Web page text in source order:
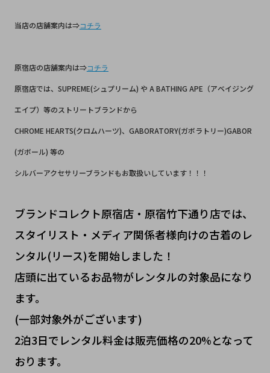
当店の店舗案内は⇒コチラ
原宿店の店舗案内は⇒コチラ
原宿店では、SUPREME(シュプリーム) や A BATHING APE（アベイジング
エイプ）等のストリートブランドから
CHROME HEARTS(クロムハーツ)、GABORATORY(ガボラトリー)GABOR
(ガボール) 等の
シルバーアクセサリーブランドもお取扱いしています！！！
ブランドコレクト原宿店・原宿竹下通り店では、
スタイリスト・メディア関係者様向けの古着のレ
ンタル(リース)を開始しました！
店頭に出ているお品物がレンタルの対象品になり
ます。
(一部対象外がございます)
2泊3日でレンタル料金は販売価格の20%となって
おります。